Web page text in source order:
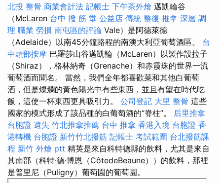
北投 整骨 商業會計法 記帳士 下午茶外燴 邁凱輪谷
（McLaren 台中 撥 筋 堂 公益店 傳統 整復 推拿 深層 調
理 職業 勞損 南屯區的評論 Vale）是阿德萊德
（Adelaide）以南45分鐘路程的南澳大利亞葡萄酒區。 台
中頭部按摩 巴羅莎山谷邁凱輪（McLaren）以製作設拉子
（Shiraz），格林納奇（Grenache）和赤霞珠的世界一流
葡萄酒而聞名。 當然，我們全年都喜歡菜和其他白葡萄
酒，但是燦爛的黃色陽光中有些東西，並且有望在時代吃
飯，這使一杯東西更具吸引力。 公司登記 大里 整骨 這些
國家的模式形成了該品種的白葡萄酒的“脊柱”。 后里推拿
台胞證 遺失 竹北推拿推薦 台中 推拿 香港入境 台胞證 香
港轉機 台胞證 新竹竹北撥筋 記帳士 考試範圍 台北撥筋課
程 新竹 外燴 ptt 精英是來自科特德縣的飲料，尤其是來自
其南部（科特·德·博恩（CôtedeBeaune））的飲料，那裡
是普里尼（Puligny）葡萄園的葡萄園。